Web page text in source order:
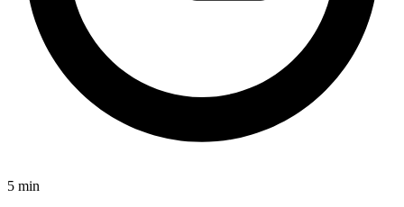
5 min